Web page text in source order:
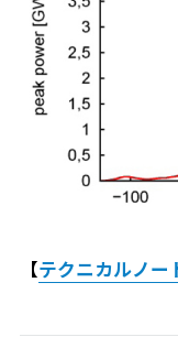
【テクニカルノー